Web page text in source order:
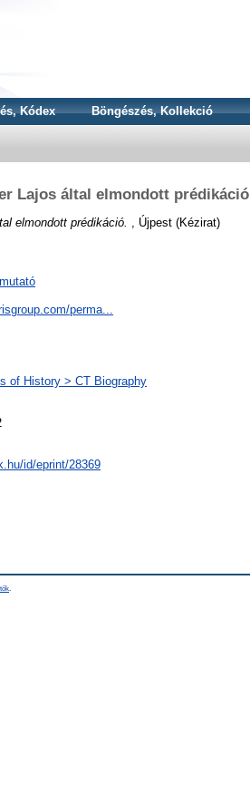
Kódex Böngészés, Kollekció
Lajos által elmondott prédikáció
elmondott prédikáció. , Újpest (Kézirat)
perma...
of History > CT Biography
id/eprint/28369